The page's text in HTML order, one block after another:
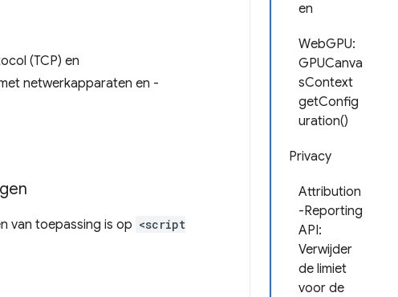
en
WebGPU:
GPUCanva
sContext
getConfig
uration()
Privacy
Attribution
-Reporting
API:
Verwijder
de limiet
voor de
(TCP) en
netwerkapparaten en -
van toepassing is op <script